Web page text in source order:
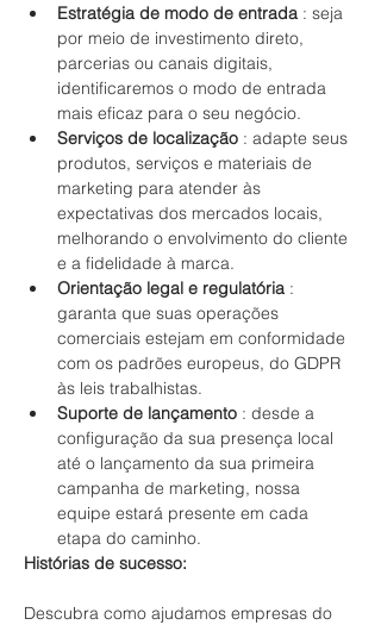
Estratégia de modo de entrada : seja
por meio de investimento direto,
parcerias ou canais digitais,
identificaremos o modo de entrada
mais eficaz para o seu negócio.
Serviços de localização : adapte seus
produtos, serviços e materiais de
marketing para atender às
expectativas dos mercados locais,
melhorando o envolvimento do cliente
e a fidelidade à marca.
Orientação legal e regulatória :
garanta que suas operações
comerciais estejam em conformidade
com os padrões europeus, do GDPR
às leis trabalhistas.
Suporte de lançamento : desde a
configuração da sua presença local
até o lançamento da sua primeira
campanha de marketing, nossa
equipe estará presente em cada
etapa do caminho.
Histórias de sucesso:
Descubra como ajudamos empresas do